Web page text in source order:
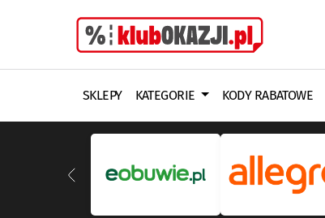
SKLEPY KATEGORIE KODY RABATOWE